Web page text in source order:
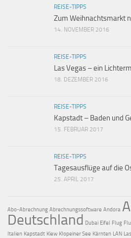
REISE-TIPPS
Zum Weihnachtsmarkt
14. NOVEMBER 2016
REISE-TIPPS
Las Vegas – ein
18. DEZEMBER 2016
REISE-TIPPS
Kapstadt – Baden und
15. FEBRUAR 2017
REISE-TIPPS
Tagesausflüge auf die
25. APRIL 2017
Abo-Abrechnung Abrechnungssoftware Andora
Deutschland Dubai Eifel Flug
Italien Kapstadt Kiew Klopeiner See Kärnten LAN